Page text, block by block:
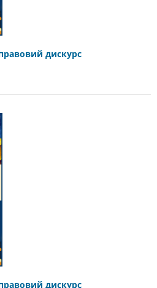
дискурс
дискурс